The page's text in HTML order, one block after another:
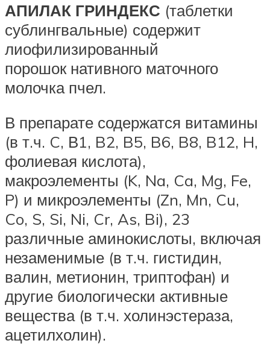
АПИЛАК ГРИНДЕКС (таблетки
сублингвальные) содержит
лиофилизированный
порошок нативного маточного
молочка пчел.
В препарате содержатся витамины
(в т.ч. C, В1, B2, B5, B6, B8, B12, H,
фолиевая кислота),
макроэлементы (K, Na, Ca, Mg, Fe,
P) и микроэлементы (Zn, Mn, Cu,
Co, S, Si, Ni, Cr, As, Bi), 23
различные аминокислоты, включая
незаменимые (в т.ч. гистидин,
валин, метионин, триптофан) и
другие биологически активные
вещества (в т.ч. холинэстераза,
ацетилхолин).